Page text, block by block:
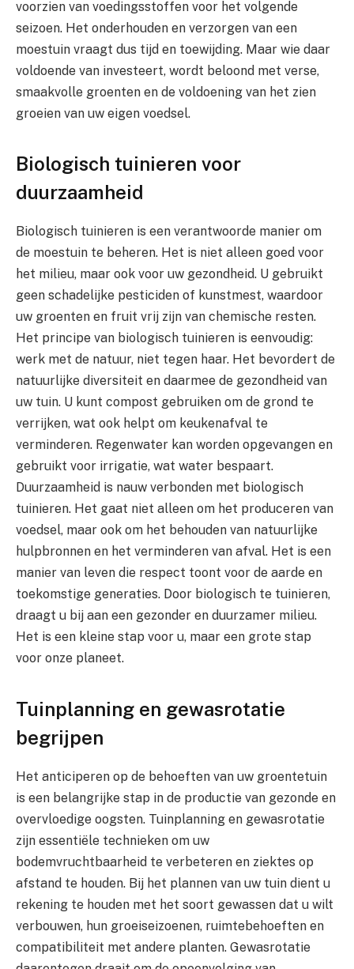
voorzien van voedingsstoffen voor het volgende
seizoen. Het onderhouden en verzorgen van een
moestuin vraagt dus tijd en toewijding. Maar wie daar
voldoende van investeert, wordt beloond met verse,
smaakvolle groenten en de voldoening van het zien
groeien van uw eigen voedsel.
Biologisch tuinieren voor
duurzaamheid
Biologisch tuinieren is een verantwoorde manier om
de moestuin te beheren. Het is niet alleen goed voor
het milieu, maar ook voor uw gezondheid. U gebruikt
geen schadelijke pesticiden of kunstmest, waardoor
uw groenten en fruit vrij zijn van chemische resten.
Het principe van biologisch tuinieren is eenvoudig:
werk met de natuur, niet tegen haar. Het bevordert de
natuurlijke diversiteit en daarmee de gezondheid van
uw tuin. U kunt compost gebruiken om de grond te
verrijken, wat ook helpt om keukenafval te
verminderen. Regenwater kan worden opgevangen en
gebruikt voor irrigatie, wat water bespaart.
Duurzaamheid is nauw verbonden met biologisch
tuinieren. Het gaat niet alleen om het produceren van
voedsel, maar ook om het behouden van natuurlijke
hulpbronnen en het verminderen van afval. Het is een
manier van leven die respect toont voor de aarde en
toekomstige generaties. Door biologisch te tuinieren,
draagt u bij aan een gezonder en duurzamer milieu.
Het is een kleine stap voor u, maar een grote stap
voor onze planeet.
Tuinplanning en gewasrotatie
begrijpen
Het anticiperen op de behoeften van uw groentetuin
is een belangrijke stap in de productie van gezonde en
overvloedige oogsten. Tuinplanning en gewasrotatie
zijn essentiële technieken om uw
bodemvruchtbaarheid te verbeteren en ziektes op
afstand te houden. Bij het plannen van uw tuin dient u
rekening te houden met het soort gewassen dat u wilt
verbouwen, hun groeiseizoenen, ruimtebehoeften en
compatibiliteit met andere planten. Gewasrotatie